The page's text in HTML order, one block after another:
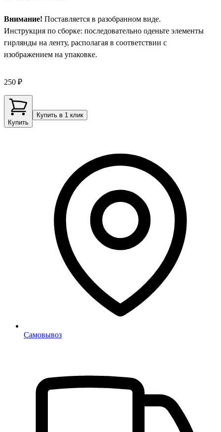
Внимание! Поставляется в разобранном виде.
Инструкция по сборке: последовательно оденьте элементы
гирлянды на ленту, располагая в соответствии с
изображением на упаковке.
250 ₽
Купить
Купить в 1 клик
Самовывоз